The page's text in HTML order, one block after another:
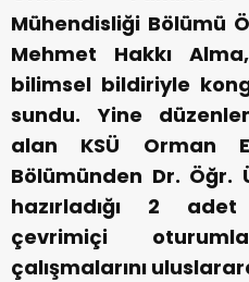
Mühendisliği Bölümü
Mehmet Hakkı
bilimsel bildiriyle
sundu. Yine
alan KSÜ Orman
Bölümünden Dr. Öğr.
hazırladığı 2
çevrimiçi
çalışmalarını